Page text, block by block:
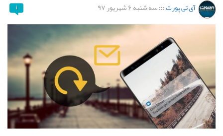
آی تی پورت:::سه شنبه ۶ شهریور ۹۷ ۱